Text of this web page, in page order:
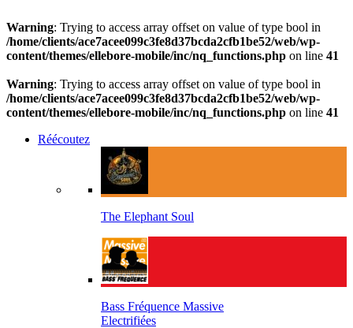
Warning: Trying to access array offset on value of type bool in
/home/clients/ace7acee099c3fe8d37bcda2cfb1be52/web/wp-
content/themes/ellebore-mobile/inc/nq_functions.php on line 41
Warning: Trying to access array offset on value of type bool in
/home/clients/ace7acee099c3fe8d37bcda2cfb1be52/web/wp-
content/themes/ellebore-mobile/inc/nq_functions.php on line 41
Réécoutez
The Elephant Soul
Bass Fréquence Massive
Electrifiées